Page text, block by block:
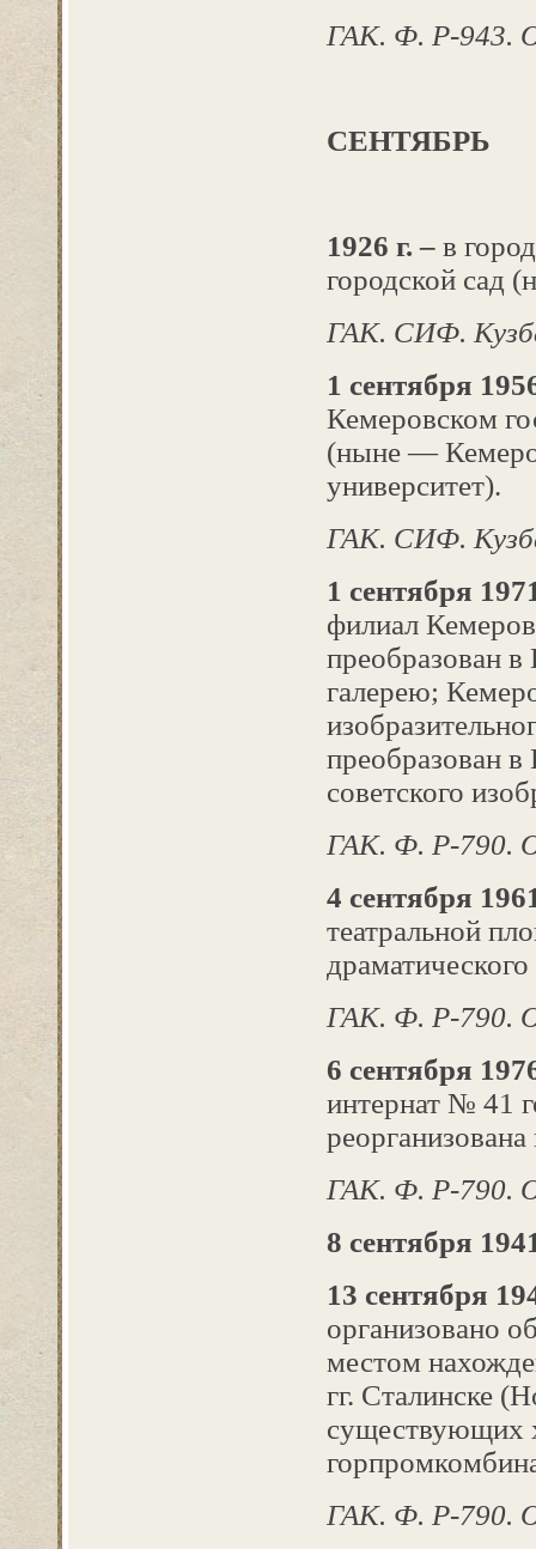
ГАК. Ф. Р-943.
СЕНТЯБРЬ
1926 г. – в
городской сад
ГАК. СИФ.
1 сентября
Кемеровском
(ныне —
университет).
ГАК. СИФ.
1 сентября
филиал
преобразован
галерею;
преобразован
советского
ГАК. Ф. Р-790.
4 сентября
театральной
ГАК. Ф. Р-790.
6 сентября
интернат № 41
ГАК. Ф. Р-790.
8 сентября
13 сентября
организовано
местом
гг. Сталинске
существующих
ГАК. Ф. Р-790.